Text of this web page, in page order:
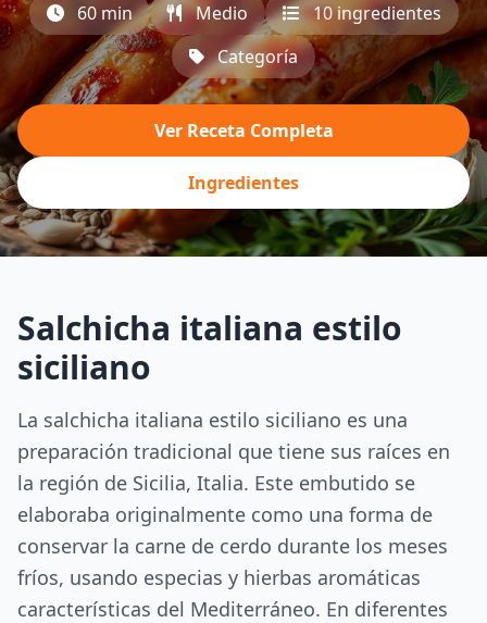
60 min Medio
10 ingredientes
Categoría
Ver Receta Completa
Ingredientes
Salchicha italiana estilo
siciliano
La salchicha italiana estilo siciliano es una
preparación tradicional que tiene sus raíces en
la región de Sicilia, Italia. Este embutido se
elaboraba originalmente como una forma de
conservar la carne de cerdo durante los meses
fríos, usando especias y hierbas aromáticas
características del Mediterráneo. En diferentes